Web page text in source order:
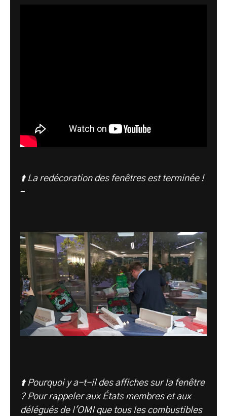
⬆️ La redécoration des fenêtres est terminée !
-
⬆️ Pourquoi y a-t-il des affiches sur la fenêtre
? Pour rappeler aux États membres et aux
délégués de l'OMI que tous les combustibles